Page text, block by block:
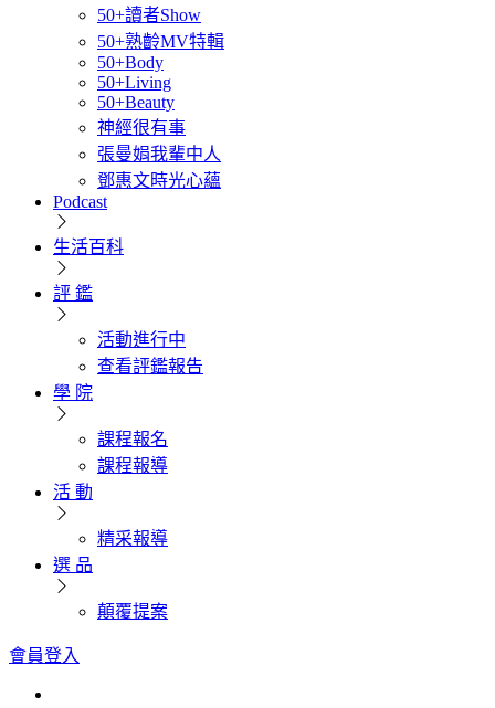
50+讀者Show
50+熟齡MV特輯
50+Body
50+Living
50+Beauty
神經很有事
張曼娟我輩中人
鄧惠文時光心蘊
Podcast
生活百科
評 鑑
活動進行中
查看評鑑報告
學 院
課程報名
課程報導
活 動
精采報導
選 品
顛覆提案
會員登入